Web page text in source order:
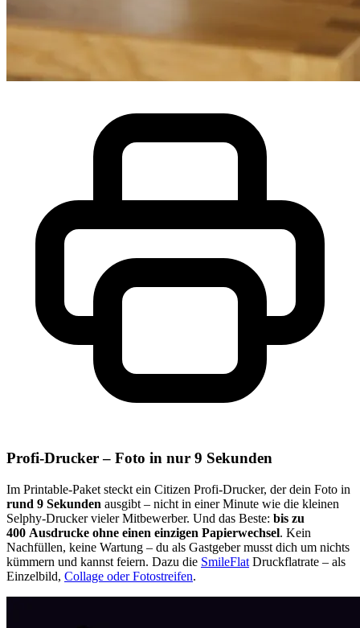
Profi-Drucker – Foto in nur 9 Sekunden
Im Printable-Paket steckt ein Citizen Profi-Drucker, der dein Foto in
rund 9 Sekunden ausgibt – nicht in einer Minute wie die kleinen
Selphy-Drucker vieler Mitbewerber. Und das Beste: bis zu
400 Ausdrucke ohne einen einzigen Papierwechsel. Kein
Nachfüllen, keine Wartung – du als Gastgeber musst dich um nichts
kümmern und kannst feiern. Dazu die SmileFlat Druckflatrate – als
Einzelbild, Collage oder Fotostreifen.